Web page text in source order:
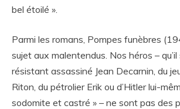
bel étoilé ».
Parmi les romans, Pompes funèbres
sujet aux malentendus. Nos héros – qu’il
résistant assassiné Jean Decarnin, du
Riton, du pétrolier Erik ou d’Hitler lui-
sodomite et castré » – ne sont pas des